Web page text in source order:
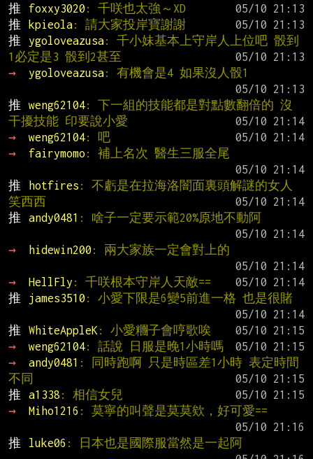
推
foxxy3020 : 千咲也太強～XD
推
kpieola: 請大家投岸寶謝謝
推
ygoloveazusa: 千小妹基本上守岸人上位吧 骰到
1必定是3 骰到2甚至
→
ygoloveazusa: 有機會是4 如果沒人骰1
推
weng62104: 下一組的技能都是對點數翻倍的 沒
干擾技能 印要說小愛
→
weng62104: 吧
→
fairymomo : 補上名次 醫生三服全尾
推
hotfires : 不虧是在拉海洛闇面裏頭解謎的女人
笑西西
推
andy0481 : 啥子一定要示範20%原地不動阿
→
hidewin200 : 兩大家族一定會對上的
→
HellFly : 千咲根本守岸人天敵==
推
james3510 : 小愛下限是6變5前進一格 也是很賭
推
WhiteAppleK : 小愛糰子會哼歌唉
→
weng62104: 話說 日服是晚1小時嗎
→
andy0481 : 同時跑啊 只是時區差1小時 表定時間
不同
推
a1338 : 相信女兒
→
Miho1216 : 莫寧的叫聲是莫莫欸，好可愛==
推
luke06 : 日本也是國際服當然是一起阿